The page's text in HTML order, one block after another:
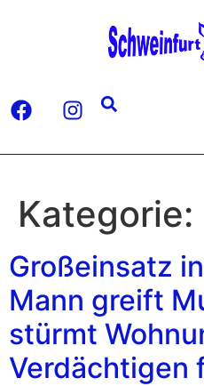
Kategorie:
Großeinsatz
Mann greift
stürmt
Verdächtigen